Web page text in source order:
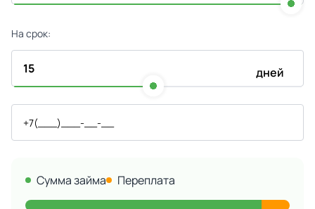
На срок:
дней
Сумма займа Переплата